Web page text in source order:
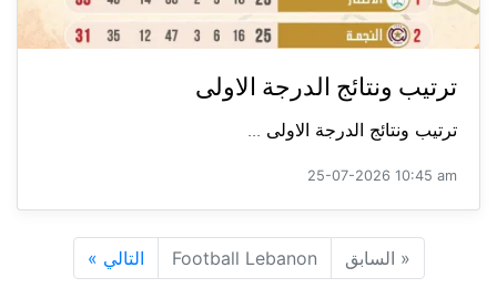
ترتيب ونتائج الدرجة الاولى
ترتيب ونتائج الدرجة الاولى ...
25-07-2026 10:45 am
« السابق Football Lebanon التالي »